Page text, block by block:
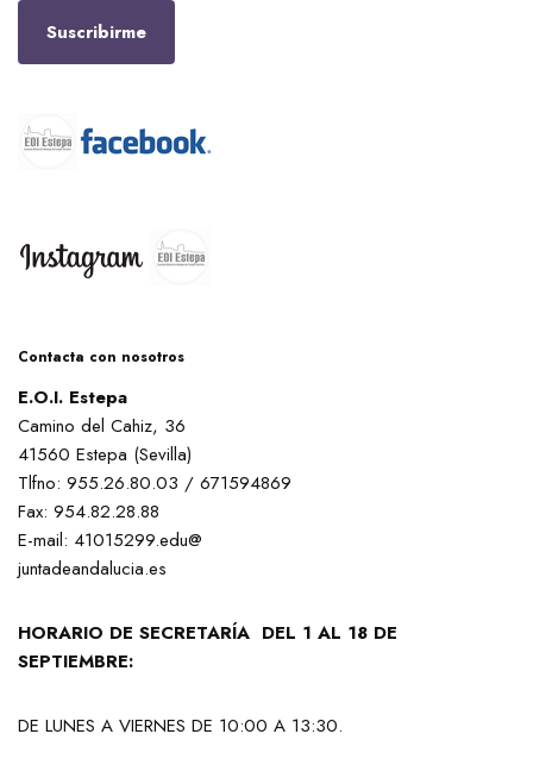
Contacta con nosotros
E.O.I. Estepa
Camino del Cahiz, 36
41560 Estepa (Sevilla)
Tlfno: 955.26.80.03 / 671594869
Fax: 954.82.28.88
E-mail: 41015299.edu@
juntadeandalucia.es
HORARIO DE SECRETARÍA DEL 1 AL 18 DE
SEPTIEMBRE:
DE LUNES A VIERNES DE 10:00 A 13:30.